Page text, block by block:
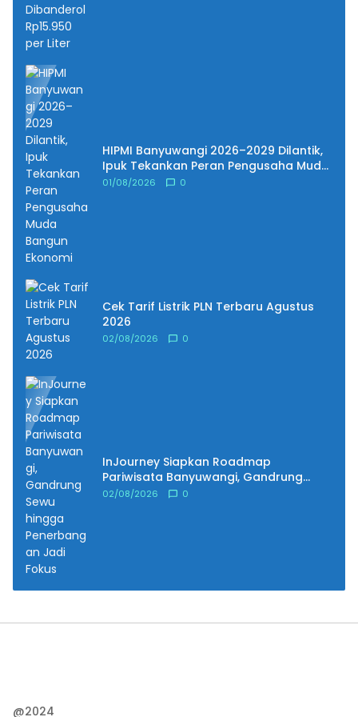
HIPMI Banyuwangi 2026–2029 Dilantik,
Ipuk Tekankan Peran Pengusaha Muda
Bangun Ekonomi
01/08/2026 0
Cek Tarif Listrik PLN Terbaru Agustus
2026
02/08/2026 0
InJourney Siapkan Roadmap
Pariwisata Banyuwangi, Gandrung
Sewu hingga Penerbangan Jadi Fokus
02/08/2026 0
@2024